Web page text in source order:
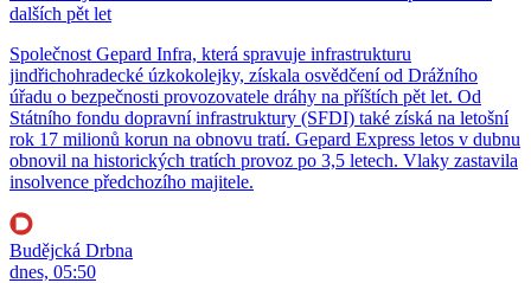
dalších pět let
Společnost Gepard Infra, která spravuje infrastrukturu
jindřichohradecké úzkokolejky, získala osvědčení od Drážního
úřadu o bezpečnosti provozovatele dráhy na příštích pět let. Od
Státního fondu dopravní infrastruktury (SFDI) také získá na letošní
rok 17 milionů korun na obnovu tratí. Gepard Express letos v dubnu
obnovil na historických tratích provoz po 3,5 letech. Vlaky zastavila
insolvence předchozího majitele.
Budějcká Drbna
dnes, 05:50